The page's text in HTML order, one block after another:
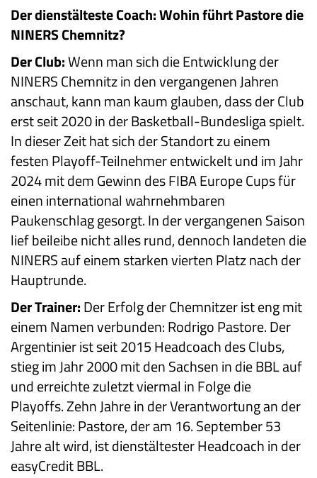
Der dienstälteste Coach: Wohin führt Pastore die
NINERS Chemnitz?
Der Club:Wenn man sich die Entwicklung der
NINERS Chemnitz in den vergangenen Jahren
anschaut, kann man kaum glauben, dass der Club
erst seit 2020 in der Basketball-Bundesliga spielt.
In dieser Zeit hat sich der Standort zu einem
festen Playoff-Teilnehmer entwickelt und im Jahr
2024 mit dem Gewinn des FIBA Europe Cups für
einen international wahrnehmbaren
Paukenschlag gesorgt. In der vergangenen Saison
lief beileibe nicht alles rund, dennoch landeten die
NINERS auf einem starken vierten Platz nach der
Hauptrunde.
Der Trainer:Der Erfolg der Chemnitzer ist eng mit
einem Namen verbunden: Rodrigo Pastore. Der
Argentinier ist seit 2015 Headcoach des Clubs,
stieg im Jahr 2000 mit den Sachsen in die BBL auf
und erreichte zuletzt viermal in Folge die
Playoffs. Zehn Jahre in der Verantwortung an der
Seitenlinie: Pastore, der am 16. September 53
Jahre alt wird, ist dienstältester Headcoach in der
easyCredit BBL.